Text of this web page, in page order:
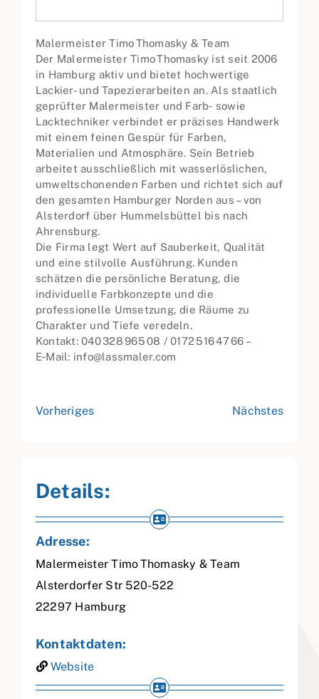
Malermeister Timo Thomasky & Team
Der Malermeister Timo Thomasky ist seit 2006
in Hamburg aktiv und bietet hochwertige
Lackier- und Tapezierarbeiten an. Als staatlich
geprüfter Malermeister und Farb‑ sowie
Lacktechniker verbindet er präzises Handwerk
mit einem feinen Gespür für Farben,
Materialien und Atmosphäre. Sein Betrieb
arbeitet ausschließlich mit wasserlöslichen,
umweltschonenden Farben und richtet sich auf
den gesamten Hamburger Norden aus – von
Alsterdorf über Hummelsbüttel bis nach
Ahrensburg.
Die Firma legt Wert auf Sauberkeit, Qualität
und eine stilvolle Ausführung. Kunden
schätzen die persönliche Beratung, die
individuelle Farbkonzepte und die
professionelle Umsetzung, die Räume zu
Charakter und Tiefe veredeln.
Kontakt: 040 328 965 08 / 0172 516 47 66 –
E‑Mail: info@lassmaler.com
Vorheriges Nächstes
Details:
Adresse:
Malermeister Timo Thomasky & Team
Alsterdorfer Str 520-522
22297 Hamburg
Kontaktdaten:
Website